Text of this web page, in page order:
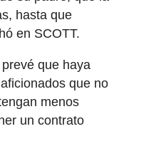
hasta que
en SCOTT.
que haya
que no
menos
un contrato